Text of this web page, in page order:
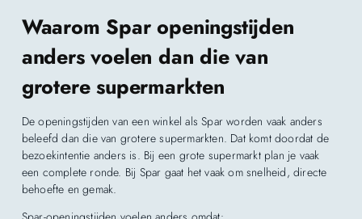
Waarom Spar openingstijden
anders voelen dan die van
grotere supermarkten
De openingstijden van een winkel als Spar worden vaak anders
beleefd dan die van grotere supermarkten. Dat komt doordat de
bezoekintentie anders is. Bij een grote supermarkt plan je vaak
een complete ronde. Bij Spar gaat het vaak om snelheid, directe
behoefte en gemak.